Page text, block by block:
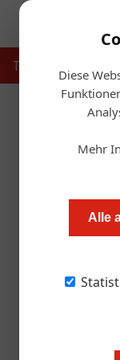
Diese
Mehr
Alle
Touristik